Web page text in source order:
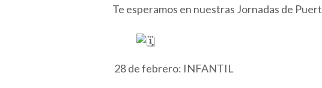
Te esperamos en nuestras Jornadas de
28 de febrero: INFANTIL